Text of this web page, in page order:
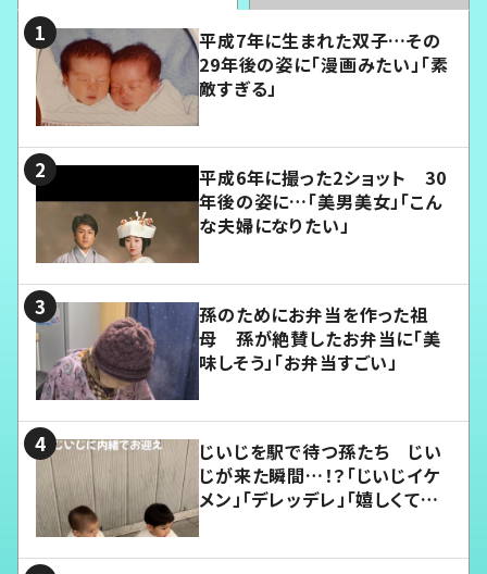
平成7年に生まれた双子…その
29年後の姿に「漫画みたい」「素
敵すぎる」
平成6年に撮った2ショット 30
年後の姿に…「美男美女」「こん
な夫婦になりたい」
孫のためにお弁当を作った祖
母 孫が絶賛したお弁当に「美
味しそう」「お弁当すごい」
じいじを駅で待つ孫たち じい
じが来た瞬間…！？「じいじイケ
メン」「デレッデレ」「嬉しくて可